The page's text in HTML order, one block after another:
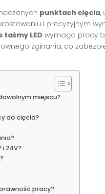
punktach cięcia,
i precyzyjnym
taśmy LED wymaga pracy
zginania, co
miejscu?
do cięcia?
i 24V?
pracy?